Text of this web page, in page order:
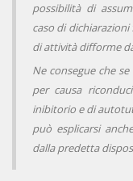
possibilità di
caso di dichiarazioni
di attività difforme
Ne consegue che
per causa
inibitorio e di
può esplicarsi
dalla predetta